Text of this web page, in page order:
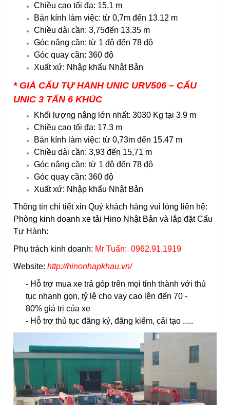
Chiều cao tối đa: 15.1 m
Bán kính làm việc: từ 0,7m đến 13.12 m
Chiều dài cần: 3,75đến 13.35 m
Góc nâng cần: từ 1 độ đến 78 độ
Góc quay cần: 360 độ
Xuất xứ: Nhập khẩu Nhật Bản
* GIÁ CẨU TỰ HÀNH UNIC URV506 – CẨU
UNIC 3 TẤN 6 KHÚC
Khối lượng nâng lớn nhất: 3030 Kg tại 3.9 m
Chiều cao tối đa: 17.3 m
Bán kính làm việc: từ 0,73m đến 15.47 m
Chiều dài cần: 3,93 đến 15,71 m
Góc nâng cần: từ 1 độ đến 78 độ
Góc quay cần: 360 độ
Xuất xứ: Nhập khẩu Nhật Bản
Thông tin chi tiết xin Quý khách hàng vui lòng liên hệ:
Phòng kinh doanh xe tải Hino Nhật Bản và lắp đặt Cẩu
Tự Hành:
Phụ trách kinh doanh: Mr Tuấn: 0962.91.1919
Website: http://hinonhapkhau.vn/
- Hỗ trợ mua xe trả góp trên mọi tỉnh thành với thủ
tục nhanh gọn, tỷ lệ cho vay cao lên đến 70 -
80% giá trị của xe
- Hỗ trợ thủ tục đăng ký, đăng kiểm, cải tạo .....